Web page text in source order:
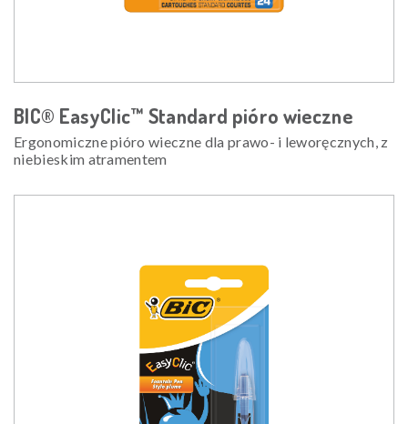
BIC® EasyClic™ Standard pióro wieczne
Ergonomiczne pióro wieczne dla prawo- i leworęcznych, z
niebieskim atramentem